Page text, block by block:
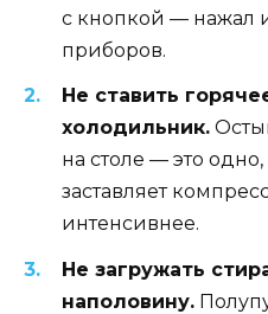
с кнопкой — нажал
приборов.
Не ставить
холодильник.
на столе — это
заставляет
интенсивнее.
Не загружать
наполовину.